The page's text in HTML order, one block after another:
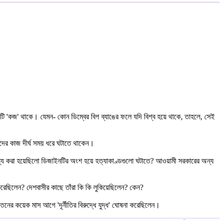
থাকে। যেমন- কোন ডিম্বের বিগ ব্যাঙের ফলে যদি বিশ্ব হয়ে থাকে, তাহলে, সেই
কাজ দীর্ঘ সময় ধরে ঘটাতে থাকেন।
করা হয়েছিলো ডিজাইনটির অংশ হয়ে হত্যাকাণ্ডগুলো ঘটাতে? আওয়ামী সরকারের অন্য
দেশবাসীর কাছে তাঁরা কি কি লুকিয়েছিলেন? কেন?
কয়েক মাস আগে 'দূর্নীতির বিরুদ্ধে যুদ্ধ' ঘোষনা করেছিলেন।